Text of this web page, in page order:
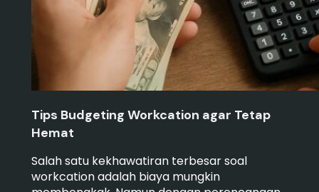
Tips Budgeting Workcation agar Tetap
Hemat
Salah satu kekhawatiran terbesar soal
workcation adalah biaya mungkin